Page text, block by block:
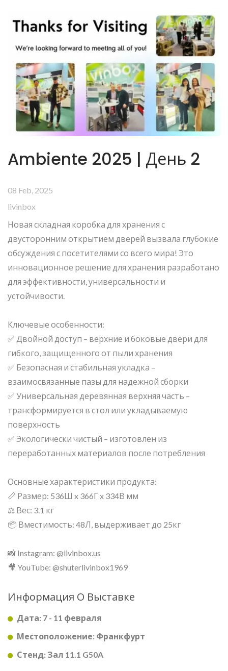
Ambiente 2025 | День 2
08 Feb, 2025
livinbox
Новая складная коробка для хранения с
двусторонним открытием дверей вызвала глубокие
обсуждения с посетителями со всего мира! Это
инновационное решение для хранения разработано
для эффективности, универсальности и
устойчивости.
Ключевые особенности:
✅ Двойной доступ – верхние и боковые двери для
гибкого, защищенного от пыли хранения
✅ Безопасная и стабильная укладка –
взаимосвязанные пазы для надежной сборки
✅ Универсальная деревянная верхняя часть –
трансформируется в стол или укладываемую
поверхность
✅ Экологически чистый – изготовлен из
переработанных материалов после потребления
Основные характеристики продукта:
📏 Размер: 536Ш x 366Г x 334В мм
⚖️ Вес: 3.1 кг
📦 Вместимость: 48Л, выдерживает до 25кг
📸 Instagram: @livinbox.us
🎥 YouTube: @shuterlivinbox1969
Информация О Выставке
Дата: 7 - 11 февраля
Местоположение: Франкфурт
Стенд: Зал 11.1 G50A